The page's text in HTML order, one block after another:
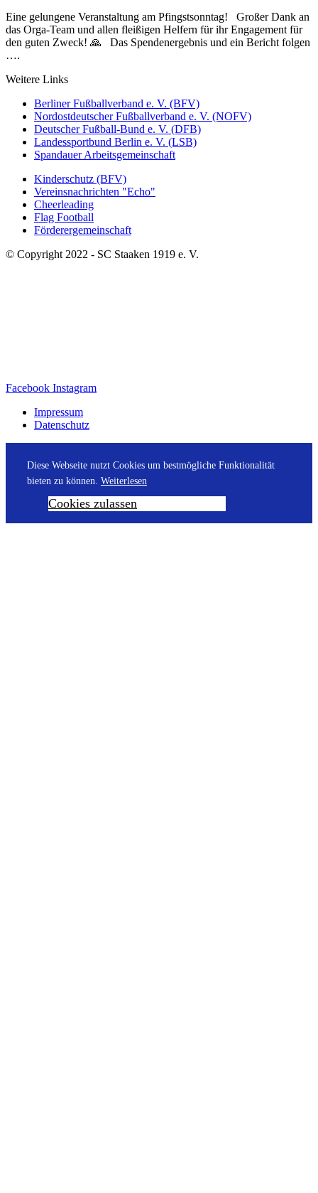
Eine gelungene Veranstaltung am Pfingstsonntag! Großer Dank an
das Orga-Team und allen fleißigen Helfern für ihr Engagement für
den guten Zweck! 🙏 Das Spendenergebnis und ein Bericht folgen
….
Weitere Links
Berliner Fußballverband e. V. (BFV)
Nordostdeutscher Fußballverband e. V. (NOFV)
Deutscher Fußball-Bund e. V. (DFB)
Landessportbund Berlin e. V. (LSB)
Spandauer Arbeitsgemeinschaft
Kinderschutz (BFV)
Vereinsnachrichten "Echo"
Cheerleading
Flag Football
Förderergemeinschaft
© Copyright 2022 - SC Staaken 1919 e. V.
Facebook Instagram
Impressum
Datenschutz
Diese Webseite nutzt Cookies um bestmögliche Funktionalität
bieten zu können. Weiterlesen
Cookies zulassen